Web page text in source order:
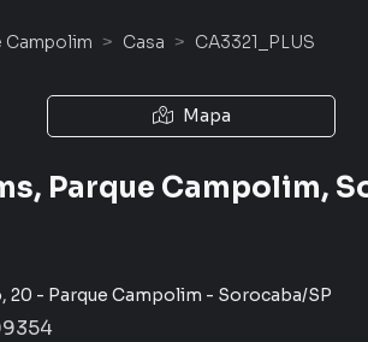
Campolim Casa CA3321_PLUS
Mapa
Parque Campolim,
, 20 - Parque Campolim - Sorocaba/SP